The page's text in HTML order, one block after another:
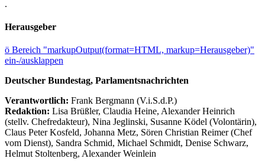
.
Herausgeber
ö Bereich "markupOutput(format=HTML, markup=Herausgeber)"
ein-/ausklappen
Deutscher Bundestag, Parlamentsnachrichten
Verantwortlich: Frank Bergmann (V.i.S.d.P.)
Redaktion: Lisa Brüßler, Claudia Heine, Alexander Heinrich
(stellv. Chefredakteur), Nina Jeglinski, Susanne Ködel (Volontärin),
Claus Peter Kosfeld, Johanna Metz, Sören Christian Reimer (Chef
vom Dienst), Sandra Schmid, Michael Schmidt, Denise Schwarz,
Helmut Stoltenberg, Alexander Weinlein